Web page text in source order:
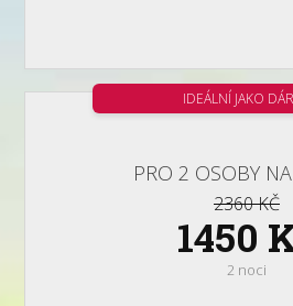
PRO 2 OSOBY
2360 KČ
1450
2 noci
IDEÁLNÍ JAKO